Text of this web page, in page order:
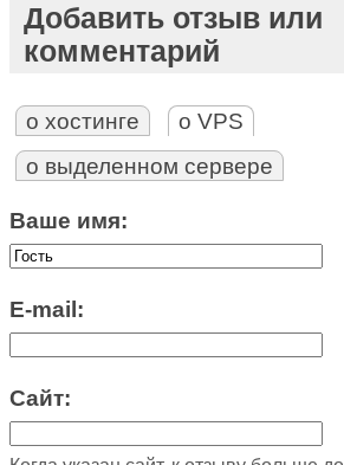
Добавить отзыв или
комментарий
о хостинге
о VPS
о выделенном сервере
Ваше имя:
E-mail:
Сайт: